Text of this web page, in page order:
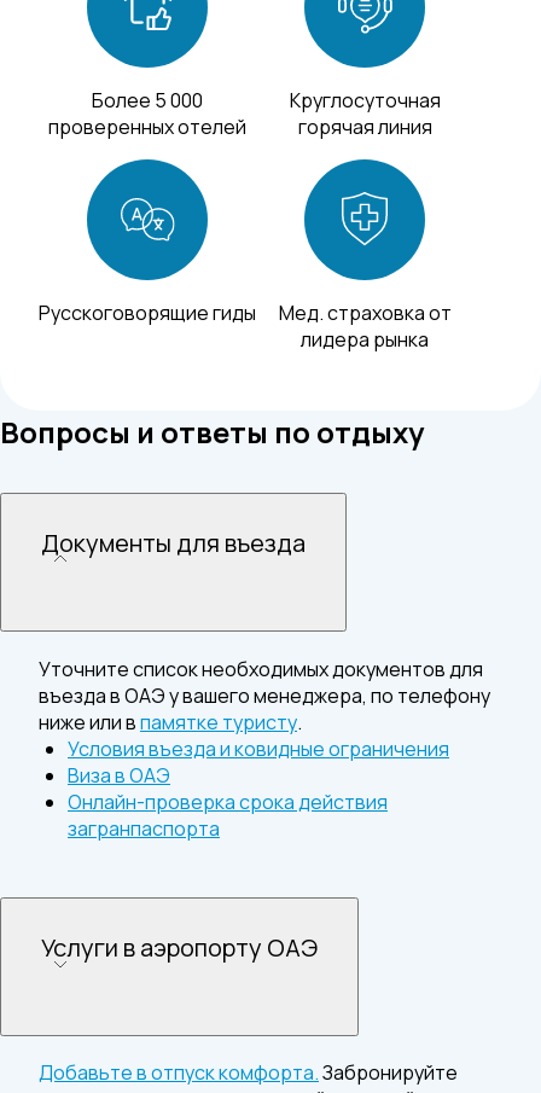
Более 5 000
проверенных отелей
Круглосуточная
горячая линия
Русскоговорящие гиды
Мед. страховка от
лидера рынка
Вопросы и ответы по отдыху
Документы для въезда
Уточните список необходимых документов для
въезда в ОАЭ у вашего менеджера, по телефону
ниже или впамятке туристу.
Условия въезда и ковидные ограничения
Виза в ОАЭ
Онлайн-проверка срока действия
загранпаспорта
Услуги в аэропорту ОАЭ
Добавьте в отпуск комфорта.Забронируйте